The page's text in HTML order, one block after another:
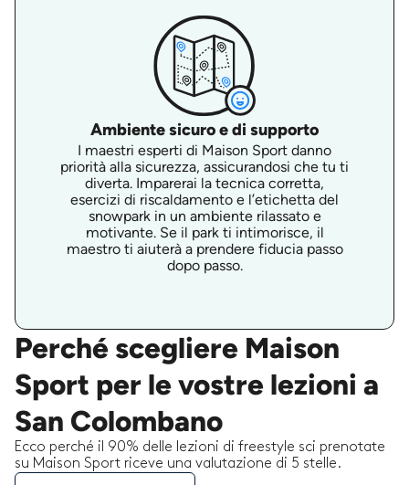
Ambiente sicuro e di supporto
I maestri esperti di Maison Sport danno
priorità alla sicurezza, assicurandosi che tu ti
diverta. Imparerai la tecnica corretta,
esercizi di riscaldamento e l’etichetta del
snowpark in un ambiente rilassato e
motivante. Se il park ti intimorisce, il
maestro ti aiuterà a prendere fiducia passo
dopo passo.
Perché scegliere Maison
Sport per le vostre lezioni a
San Colombano
Ecco perché il 90% delle lezioni di freestyle sci prenotate
su Maison Sport riceve una valutazione di 5 stelle.